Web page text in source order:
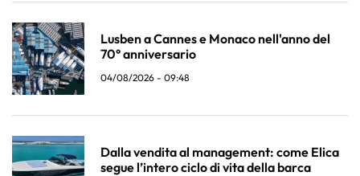
Lusben a Cannes e Monaco nell'anno del
70° anniversario
04/08/2026 - 09:48
Dalla vendita al management: come Elica
segue l’intero ciclo di vita della barca